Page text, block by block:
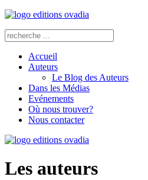
Accueil
Auteurs
Le Blog des Auteurs
Dans les Médias
Evénements
Où nous trouver?
Nous contacter
Les auteurs